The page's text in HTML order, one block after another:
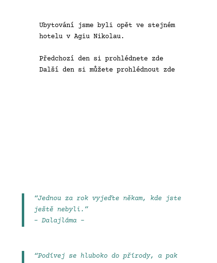
Ubytování jsme byli opět ve stejném
hotelu v Agiu Nikolau.
Předchozí den si prohlédnete zde
Další den si můžete prohlédnout zde
“Jednou za rok vyjeďte někam, kde jste
ještě nebyli.”
– Dalajláma –
“Podívej se hluboko do přírody, a pak